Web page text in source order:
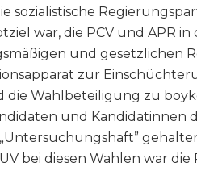
sozialistische
war, die PCV und APR
und gesetzlichen
zur
Wahlbeteiligung zu
und Kandidatinnen
„Untersuchungshaft”
bei diesen Wahlen war die